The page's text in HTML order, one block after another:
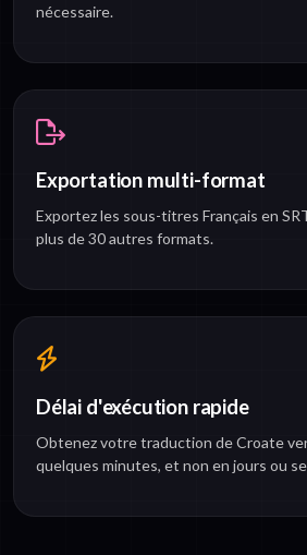
nécessaire.
Exportation multi-format
Exportez les sous-titres Français en
plus de 30 autres formats.
Délai d'exécution rapide
Obtenez votre traduction de Croate
quelques minutes, et non en jours ou